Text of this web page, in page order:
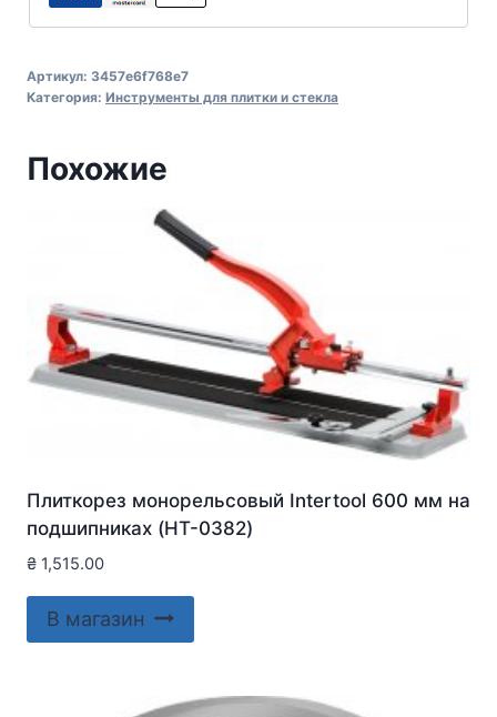
Артикул: 3457e6f768e7
Категория: Инструменты для плитки и стекла
Похожие
Плиткорез монорельсовый Intertool 600 мм на
подшипниках (HT-0382)
₴ 1,515.00
В магазин